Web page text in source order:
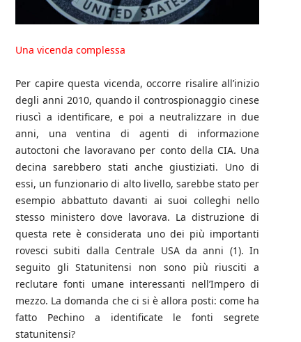
Una vicenda complessa
Per capire questa vicenda, occorre risalire all’inizio
degli anni 2010, quando il controspionaggio cinese
riuscì a identificare, e poi a neutralizzare in due
anni, una ventina di agenti di informazione
autoctoni che lavoravano per conto della CIA. Una
decina sarebbero stati anche giustiziati. Uno di
essi, un funzionario di alto livello, sarebbe stato per
esempio abbattuto davanti ai suoi colleghi nello
stesso ministero dove lavorava. La distruzione di
questa rete è considerata uno dei più importanti
rovesci subiti dalla Centrale USA da anni (1). In
seguito gli Statunitensi non sono più riusciti a
reclutare fonti umane interessanti nell’Impero di
mezzo. La domanda che ci si è allora posti: come ha
fatto Pechino a identificate le fonti segrete
statunitensi?